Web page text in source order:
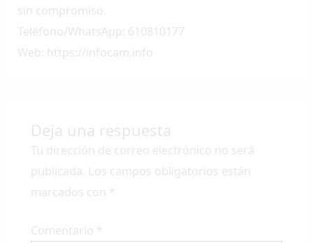
sin compromiso.
Teléfono/WhatsApp: 610810177
Web: https://infocam.info
Deja una respuesta
Tu dirección de correo electrónico no será
publicada. Los campos obligatorios están
marcados con *
Comentario *